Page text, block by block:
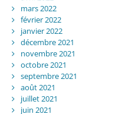
mars 2022
février 2022
janvier 2022
décembre 2021
novembre 2021
octobre 2021
septembre 2021
août 2021
juillet 2021
juin 2021